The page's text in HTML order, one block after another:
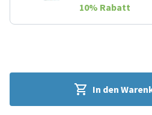
10% Rabatt
In den